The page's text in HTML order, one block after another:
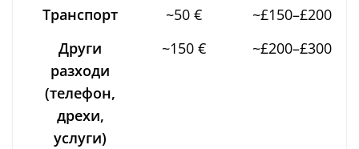
Транспорт
~50 €
~£150–£200
Други
разходи
(телефон,
дрехи,
услуги)
~150 € ~£200–£300